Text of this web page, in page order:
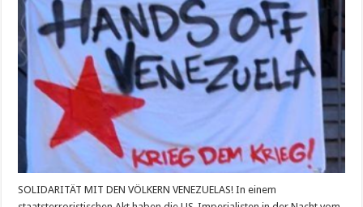
SOLIDARITÄT MIT DEN VÖLKERN VENEZUELAS! In einem